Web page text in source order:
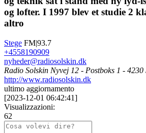
og lofter. I 1997 blev et studie 2
altro
Stege FM|93.7
+4558190909
nyheder@radiosolskin.dk
Radio Solskin Nyvej 12 - Postboks 1 -
http://www.radiosolskin.dk
ultimo aggiornamento
[2023-12-01 06:42:41]
Visualizzazioni:
62